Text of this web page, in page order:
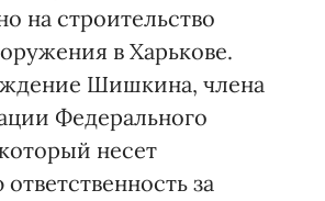
на строительство
в Харькове.
Шишкина, члена
Федерального
несет
за